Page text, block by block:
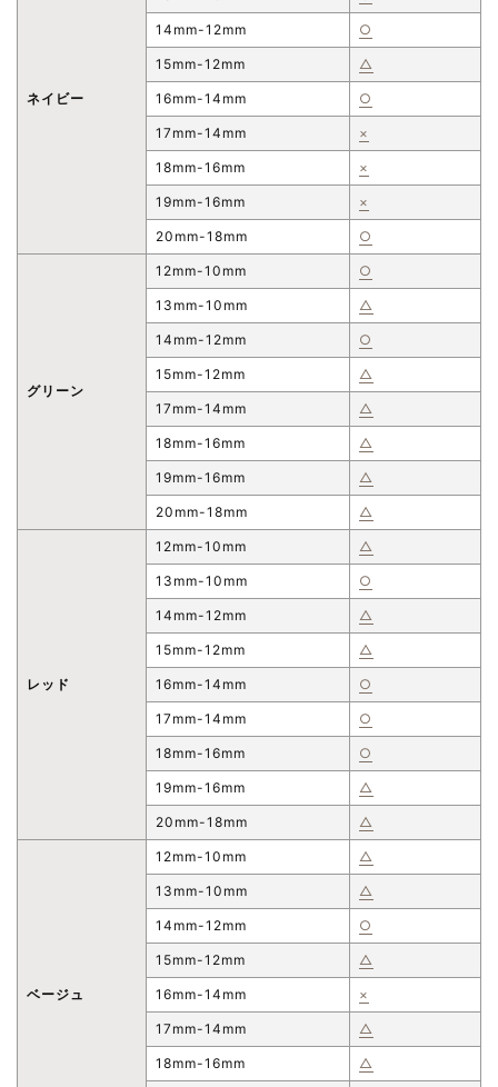
ネイビー
14mm-12mm ○
15mm-12mm △
16mm-14mm ○
17mm-14mm ×
18mm-16mm ×
19mm-16mm ×
20mm-18mm ○
グリーン
12mm-10mm ○
13mm-10mm △
14mm-12mm ○
15mm-12mm △
17mm-14mm △
18mm-16mm △
19mm-16mm △
20mm-18mm △
レッド
12mm-10mm △
13mm-10mm ○
14mm-12mm △
15mm-12mm △
16mm-14mm ○
17mm-14mm ○
18mm-16mm ○
19mm-16mm △
20mm-18mm △
ベージュ
12mm-10mm △
13mm-10mm △
14mm-12mm ○
15mm-12mm △
16mm-14mm ×
17mm-14mm △
18mm-16mm △